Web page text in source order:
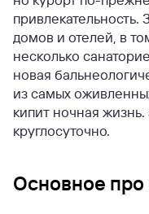
привлекательность.
домов и отелей, в
несколько
новая
из самых
кипит ночная
круглосуточно.
Основное про